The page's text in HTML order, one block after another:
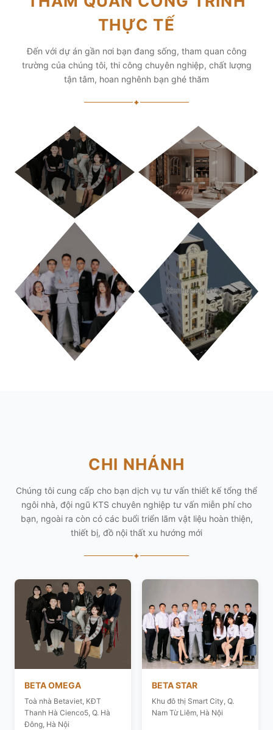
THỰC TẾ
Đến với dự án gần nơi bạn đang sống, tham quan công
trường của chúng tôi, thi công chuyên nghiệp, chất lượng
tận tâm, hoan nghênh bạn ghé thăm
✦
TP. HỒ CHÍ MINH
CHI NHÁNH
Chúng tôi cung cấp cho bạn dịch vụ tư vấn thiết kế tổng thể
ngôi nhà, đội ngũ KTS chuyên nghiệp tư vấn miễn phí cho
bạn, ngoài ra còn có các buổi triển lãm vật liệu hoàn thiện,
thiết bị, đồ nội thất xu hướng mới
✦
BETA OMEGA
Toà nhà Betaviet, KĐT
Thanh Hà Cienco5, Q. Hà
Đông, Hà Nội
BETA STAR
Khu đô thị Smart City, Q.
Nam Từ Liêm, Hà Nội